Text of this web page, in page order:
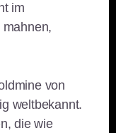
im
von
weltbekannt.
die wie